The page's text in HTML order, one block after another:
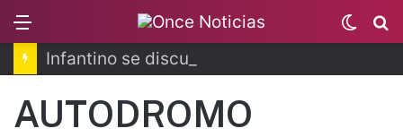
Switch
skin
AUTODROMO